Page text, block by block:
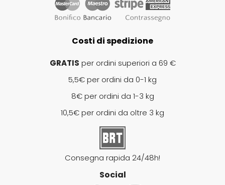
Costi di spedizione
GRATIS per ordini superiori a 69 €
5,5€ per ordini da 0-1 kg
8€ per ordini da 1-3 kg
10,5€ per ordini da oltre 3 kg
Consegna rapida 24/48h!
Social